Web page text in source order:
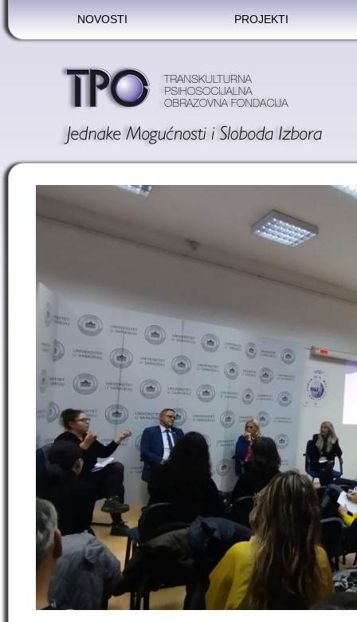
NOVOSTI PROJEKTI